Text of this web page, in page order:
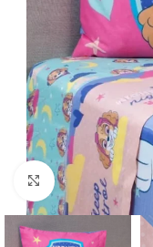
Click to enlarge